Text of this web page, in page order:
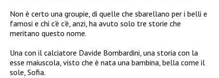
Non è certo una groupie, di quelle che sbarellano per i belli e
famosi e chi c’è c’è, anzi, ha avuto solo tre storie che
meritano questo nome.
Una con il calciatore Davide Bombardini, una storia con la
esse maiuscola, visto che è nata una bambina, bella come il
sole, Sofia.